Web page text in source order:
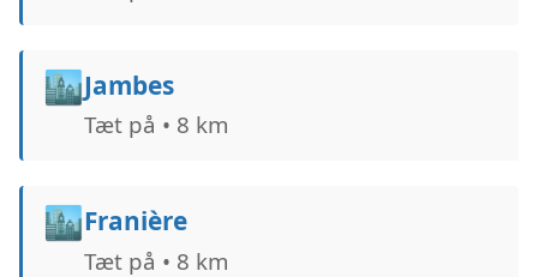
🏙️Jambes
Tæt på • 8 km
🏙️Franière
Tæt på • 8 km